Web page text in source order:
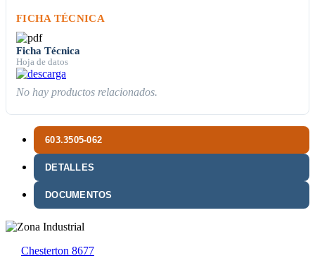
603.3505-062
DETALLES
DOCUMENTOS
FICHA TÉCNICA
Ficha Técnica
Hoja de datos
No hay productos relacionados.
Chesterton 8677